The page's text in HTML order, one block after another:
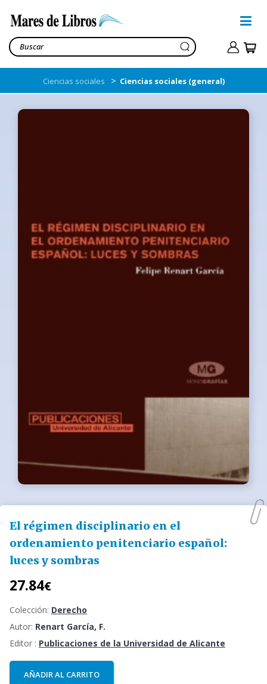
Ciencias sociales > Ciencias sociales (general)
El régimen disciplinario en el
ordenamiento penitenciario español:
luces y sombras
27.84€
Colección: Derecho
Autor: Renart García, F.
Editor : Publicaciones de la Universidad de Alicante
AÑADIR AL CARRITO